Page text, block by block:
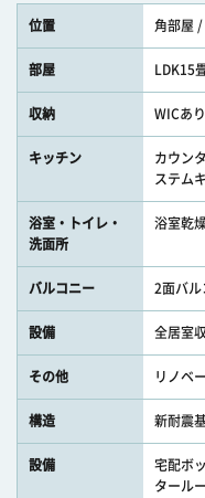
位置 角部屋
部屋 LDK15
収納 WICあり
キッチン
カウン
ステム
浴室・トイレ・
洗面所
浴室乾
バルコニー 2面バル
設備 全居室
その他 リノベ
構造 新耐震
設備
宅配ボ
タール